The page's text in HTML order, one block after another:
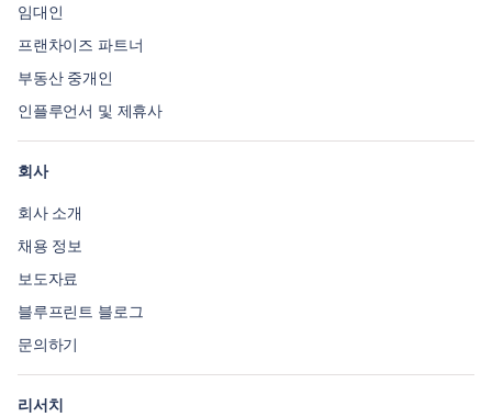
임대인
프랜차이즈 파트너
부동산 중개인
인플루언서 및 제휴사
회사
회사 소개
채용 정보
보도자료
블루프린트 블로그
문의하기
리서치